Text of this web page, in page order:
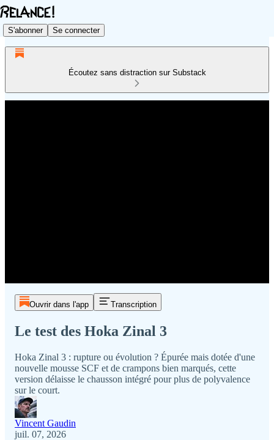
S'abonner Se connecter
Écoutez sans distraction sur Substack
Ouvrir dans l'app Transcription
Le test des Hoka Zinal 3
Hoka Zinal 3 : rupture ou évolution ? Épurée mais dotée d'une
nouvelle mousse SCF et de crampons bien marqués, cette
version délaisse le chausson intégré pour plus de polyvalence
sur le court.
Vincent Gaudin
juil. 07, 2026